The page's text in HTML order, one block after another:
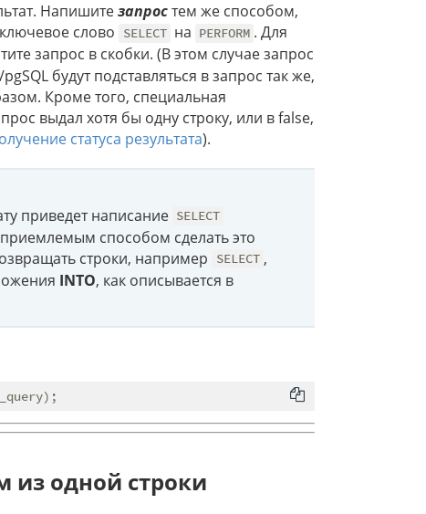
Напишитезапростем же способом,
слово SELECT на PERFORM . Для
запрос в скобки. (В этом случае запрос
будут подставляться в запрос так же,
Кроме того, специальная
выдал хотя бы одну строку, или в false,
статуса результата).
приведет написание SELECT
способом сделать это
строки, например SELECT ,
INTO, как описывается в
из одной строки